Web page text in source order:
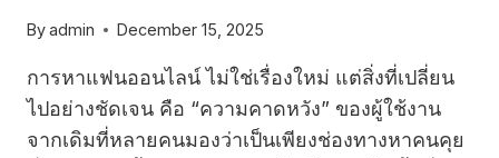
Byadmin December 15, 2025
การหาแฟนออนไลน์ ไม่ใช่เรื่องใหม่ แต่สิ่งที่เปลี่ยน
ไปอย่างชัดเจน คือ “ความคาดหวัง” ของผู้ใช้งาน
จากเดิมที่หลายคนมองว่าเป็นเพียงช่องทางหาคนคุย